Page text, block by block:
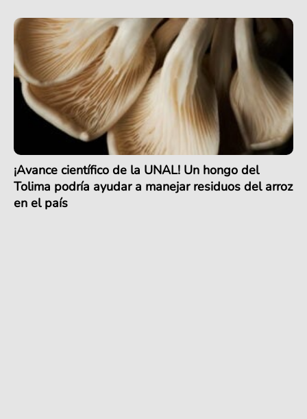
¡Avance científico de la UNAL! Un hongo del
Tolima podría ayudar a manejar residuos del arroz
en el país